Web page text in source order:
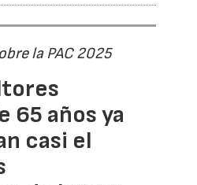
la PAC 2025
65 años ya
casi el